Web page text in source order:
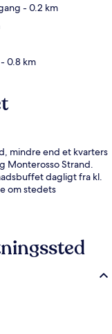
- 0.2 km
- 0.8 km
mindre end et kvarters
Monterosso Strand.
dagligt fra kl.
om stedets